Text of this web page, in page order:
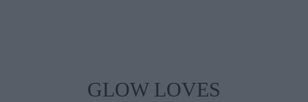
GLOW LOVES